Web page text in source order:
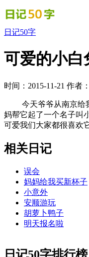
日记50字
可爱的小白
时间：2015-11-21 作者：
今天爷爷从南京给我
妈帮它起了一个名子叫
可爱我们大家都很喜欢
相关日记
误会
妈妈给我买新杯子
小意外
安顺游玩
胡萝卜鸭子
明天报名啦